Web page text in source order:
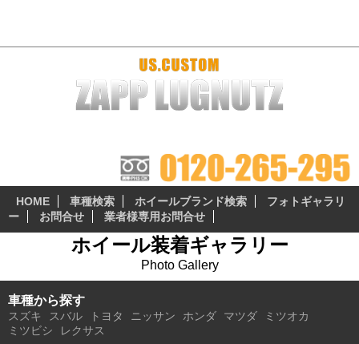
HOME 車種検索 ホイールブランド検索
フォトギャラリ
ー
お問合せ 業者様専用お問合せ
ホイール装着ギャラリー
Photo Gallery
車種から探す
スズキ スバル トヨタ ニッサン ホンダ マツダ
ミツオカ
ミツビシ
レクサス